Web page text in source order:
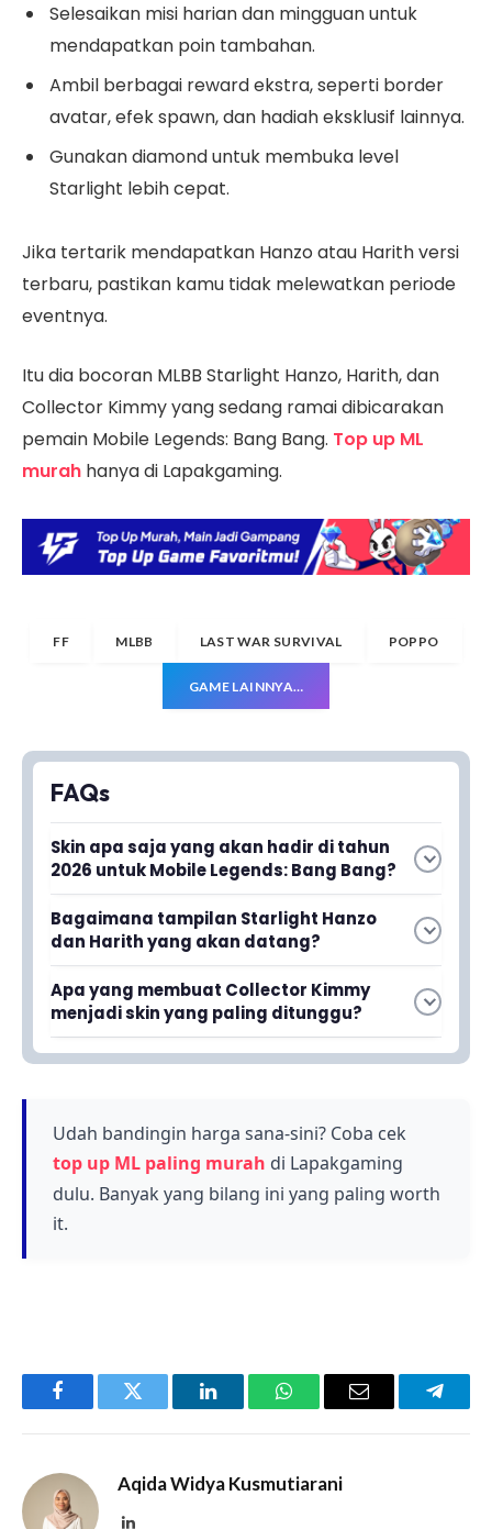
Selesaikan misi harian dan mingguan untuk
mendapatkan poin tambahan.
Ambil berbagai reward ekstra, seperti border
avatar, efek spawn, dan hadiah eksklusif lainnya.
Gunakan diamond untuk membuka level
Starlight lebih cepat.
Jika tertarik mendapatkan Hanzo atau Harith versi
terbaru, pastikan kamu tidak melewatkan periode
eventnya.
Itu dia bocoran MLBB Starlight Hanzo, Harith, dan
Collector Kimmy yang sedang ramai dibicarakan
pemain Mobile Legends: Bang Bang. Top up ML
murah hanya di Lapakgaming.
FF MLBB LAST WAR SURVIVAL POPPO
GAME LAINNYA…
FAQs
Skin apa saja yang akan hadir di tahun
2026 untuk Mobile Legends: Bang Bang?
Menurut bocoran terbaru, ada tiga skin yang
akan hadir yaitu Starlight Hanzo, Starlight
Harith, dan Collector Kimmy dengan desain dan
efek yang lebih premium dan memukau.
Bagaimana tampilan Starlight Hanzo
dan Harith yang akan datang?
Kedua hero ini akan mendapatkan skin Starlight
dengan penampilan yang lebih keren dan
mewah dibandingkan skin sebelumnya,
memberikan kesan lebih powerful dan elegan.
Apa yang membuat Collector Kimmy
menjadi skin yang paling ditunggu?
Collector Kimmy menarik perhatian pemain
dan visual yang luar biasa indah.
Udah bandingin harga sana-sini? Coba cek
top up ML paling murah di Lapakgaming
dulu. Banyak yang bilang ini yang paling worth
it.
FacebookTwitter LinkedInWhatsAppEmail
Aqida Widya Kusmutiarani
LinkedIn